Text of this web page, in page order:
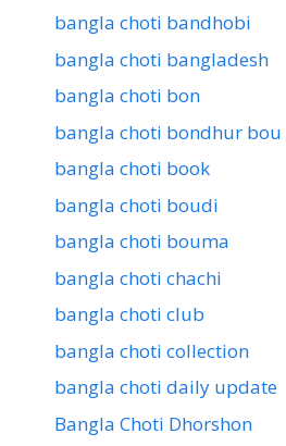
bangla choti bandhobi
bangla choti bangladesh
bangla choti bon
bangla choti bondhur bou
bangla choti book
bangla choti boudi
bangla choti bouma
bangla choti chachi
bangla choti club
bangla choti collection
bangla choti daily update
Bangla Choti Dhorshon